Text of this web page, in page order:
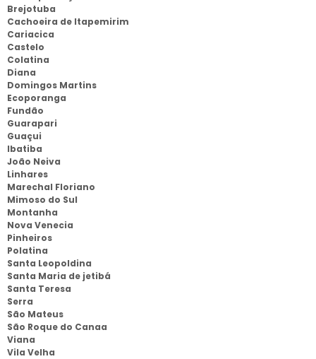
Brejotuba
Cachoeira de Itapemirim
Cariacica
Castelo
Colatina
Diana
Domingos Martins
Ecoporanga
Fundão
Guarapari
Guaçui
Ibatiba
João Neiva
Linhares
Marechal Floriano
Mimoso do Sul
Montanha
Nova Venecia
Pinheiros
Polatina
Santa Leopoldina
Santa Maria de jetibá
Santa Teresa
Serra
São Mateus
São Roque do Canaa
Viana
Vila Velha